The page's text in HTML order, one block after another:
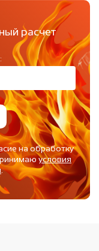
расчет
на обработку
условия
.